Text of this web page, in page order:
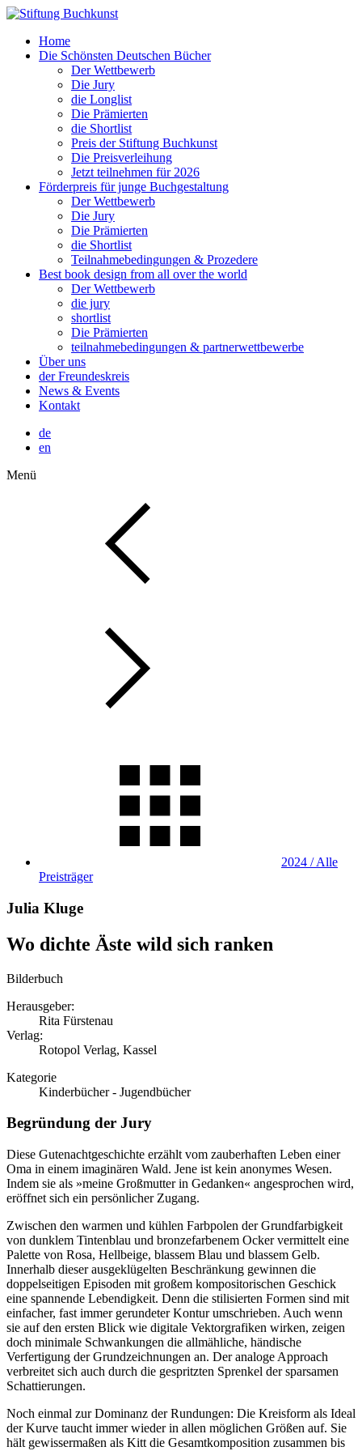
Home
Die Schönsten Deutschen Bücher
Der Wettbewerb
Die Jury
die Longlist
Die Prämierten
die Shortlist
Preis der Stiftung Buchkunst
Die Preisverleihung
Jetzt teilnehmen für 2026
Förderpreis für junge Buchgestaltung
Der Wettbewerb
Die Jury
Die Prämierten
die Shortlist
Teilnahmebedingungen & Prozedere
Best book design from all over the world
Der Wettbewerb
die jury
shortlist
Die Prämierten
teilnahmebedingungen & partnerwettbewerbe
Über uns
der Freundeskreis
News & Events
Kontakt
de
en
Menü
2024 / Alle
Preisträger
Julia Kluge
Wo dichte Äste wild sich ranken
Bilderbuch
Herausgeber:
Rita Fürstenau
Verlag:
Rotopol Verlag, Kassel
Kategorie
Kinderbücher - Jugendbücher
Begründung der Jury
Diese Gutenachtgeschichte erzählt vom zauberhaften Leben einer
Oma in einem imaginären Wald. Jene ist kein anonymes Wesen.
Indem sie als »meine Großmutter in Gedanken« angesprochen wird,
eröffnet sich ein persönlicher Zugang.
Zwischen den warmen und kühlen Farbpolen der Grundfarbigkeit
von dunklem Tintenblau und bronzefarbenem Ocker vermittelt eine
Palette von Rosa, Hellbeige, blassem Blau und blassem Gelb.
Innerhalb dieser ausgeklügelten Beschränkung gewinnen die
doppelseitigen Episoden mit großem kompositorischen Geschick
eine spannende Lebendigkeit. Denn die stilisierten Formen sind mit
einfacher, fast immer gerundeter Kontur umschrieben. Auch wenn
sie auf den ersten Blick wie digitale Vektorgrafiken wirken, zeigen
doch minimale Schwankungen die allmähliche, händische
Verfertigung der Grundzeichnungen an. Der analoge Approach
verbreitet sich auch durch die gespritzten Sprenkel der sparsamen
Schattierungen.
Noch einmal zur Dominanz der Rundungen: Die Kreisform als Ideal
der Kurve taucht immer wieder in allen möglichen Größen auf. Sie
hält gewissermaßen als Kitt die Gesamtkomposition zusammen bis